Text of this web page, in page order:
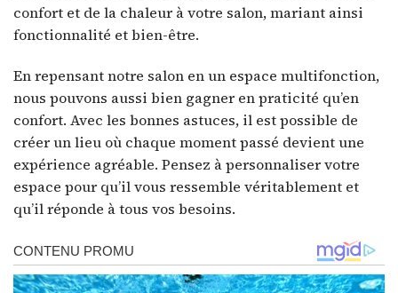
confort et de la chaleur à votre salon, mariant ainsi
fonctionnalité et bien-être.
En repensant notre salon en un espace multifonction,
nous pouvons aussi bien gagner en praticité qu’en
confort. Avec les bonnes astuces, il est possible de
créer un lieu où chaque moment passé devient une
expérience agréable. Pensez à personnaliser votre
espace pour qu’il vous ressemble véritablement et
qu’il réponde à tous vos besoins.